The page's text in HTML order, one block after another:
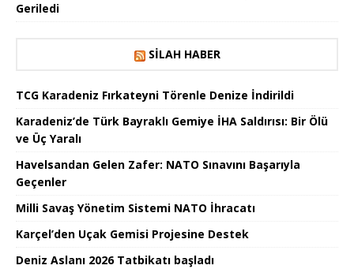
Geriledi
SILAH HABER
TCG Karadeniz Fırkateyni Törenle Denize İndirildi
Karadeniz’de Türk Bayraklı Gemiye İHA Saldırısı: Bir Ölü
ve Üç Yaralı
Havelsandan Gelen Zafer: NATO Sınavını Başarıyla
Geçenler
Milli Savaş Yönetim Sistemi NATO İhracatı
Karçel’den Uçak Gemisi Projesine Destek
Deniz Aslanı 2026 Tatbikatı başladı